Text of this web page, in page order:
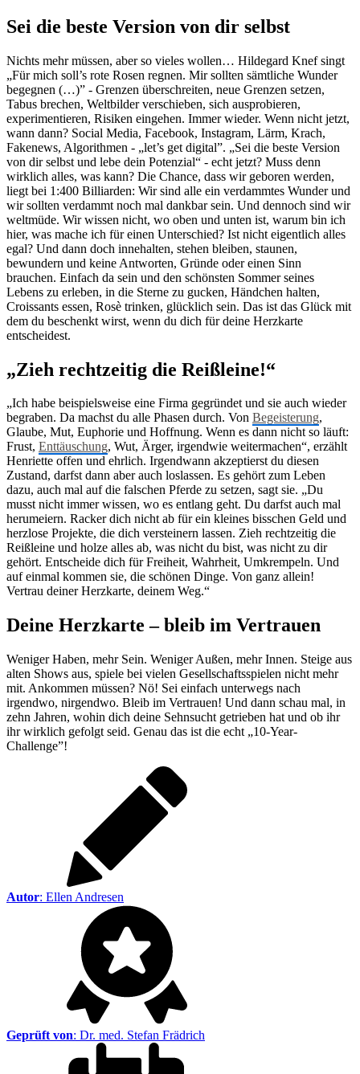
Sei die beste Version von dir selbst
Nichts mehr müssen, aber so vieles wollen… Hildegard Knef singt
„Für mich soll’s rote Rosen regnen. Mir sollten sämtliche Wunder
begegnen (…)” - Grenzen überschreiten, neue Grenzen setzen,
Tabus brechen, Weltbilder verschieben, sich ausprobieren,
experimentieren, Risiken eingehen. Immer wieder. Wenn nicht jetzt,
wann dann? Social Media, Facebook, Instagram, Lärm, Krach,
Fakenews, Algorithmen - „let’s get digital”. „Sei die beste Version
von dir selbst und lebe dein Potenzial“ - echt jetzt? Muss denn
wirklich alles, was kann? Die Chance, dass wir geboren werden,
liegt bei 1:400 Billiarden: Wir sind alle ein verdammtes Wunder und
wir sollten verdammt noch mal dankbar sein. Und dennoch sind wir
weltmüde. Wir wissen nicht, wo oben und unten ist, warum bin ich
hier, was mache ich für einen Unterschied? Ist nicht eigentlich alles
egal? Und dann doch innehalten, stehen bleiben, staunen,
bewundern und keine Antworten, Gründe oder einen Sinn
brauchen. Einfach da sein und den schönsten Sommer seines
Lebens zu erleben, in die Sterne zu gucken, Händchen halten,
Croissants essen, Rosè trinken, glücklich sein. Das ist das Glück mit
dem du beschenkt wirst, wenn du dich für deine Herzkarte
entscheidest.
„Zieh rechtzeitig die Reißleine!“
„Ich habe beispielsweise eine Firma gegründet und sie auch wieder
begraben. Da machst du alle Phasen durch. Von Begeisterung,
Glaube, Mut, Euphorie und Hoffnung. Wenn es dann nicht so läuft:
Frust, Enttäuschung, Wut, Ärger, irgendwie weitermachen“, erzählt
Henriette offen und ehrlich. Irgendwann akzeptierst du diesen
Zustand, darfst dann aber auch loslassen. Es gehört zum Leben
dazu, auch mal auf die falschen Pferde zu setzen, sagt sie. „Du
musst nicht immer wissen, wo es entlang geht. Du darfst auch mal
herumeiern. Racker dich nicht ab für ein kleines bisschen Geld und
herzlose Projekte, die dich versteinern lassen. Zieh rechtzeitig die
Reißleine und holze alles ab, was nicht du bist, was nicht zu dir
gehört. Entscheide dich für Freiheit, Wahrheit, Umkrempeln. Und
auf einmal kommen sie, die schönen Dinge. Von ganz allein!
Vertrau deiner Herzkarte, deinem Weg.“
Deine Herzkarte – bleib im Vertrauen
Weniger Haben, mehr Sein. Weniger Außen, mehr Innen. Steige aus
alten Shows aus, spiele bei vielen Gesellschaftsspielen nicht mehr
mit. Ankommen müssen? Nö! Sei einfach unterwegs nach
irgendwo, nirgendwo. Bleib im Vertrauen! Und dann schau mal, in
zehn Jahren, wohin dich deine Sehnsucht getrieben hat und ob ihr
ihr wirklich gefolgt seid. Genau das ist die echt „10-Year-
Challenge”!
Autor: Ellen Andresen
Geprüft von: Dr. med. Stefan Frädrich